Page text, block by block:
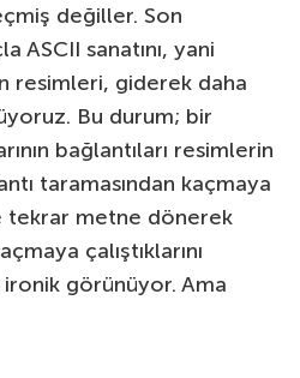
değiller. Son
ASCII sanatını, yani
resimleri, giderek daha
Bu durum; bir
bağlantıları resimlerin
taramasından kaçmaya
tekrar metne dönerek
çalıştıklarını
görünüyor. Ama